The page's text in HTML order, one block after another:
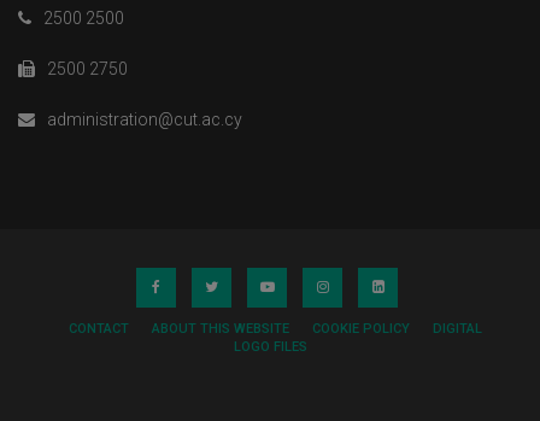
2500 2500
2500 2750
administration@cut.ac.cy
CONTACT ABOUT THIS WEBSITE COOKIE POLICY
DIGITAL
LOGO FILES